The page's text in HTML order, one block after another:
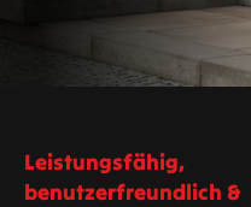
Leistungsfähig,
benutzerfreundlich &